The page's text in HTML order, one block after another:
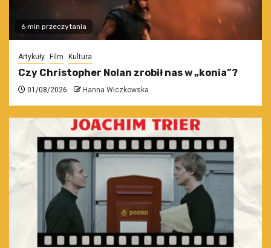
6 min przeczytania
Artykuły Film Kultura
Czy Christopher Nolan zrobił nas w „konia”?
01/08/2026 Hanna Wiczkowska